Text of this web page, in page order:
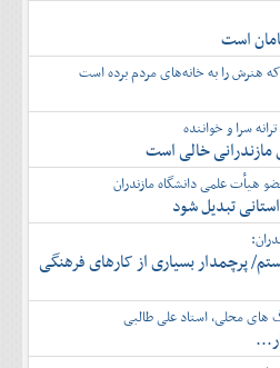
است
هنرش را به خانه‌های مردم برده است
سرا و خواننده
مازندرانی خالی است
هیأت علمی دانشگاه مازندران
تبدیل شود
پرچمدار بسیاری از کارهای فرهنگی
های محلی، استاد علی طالبی